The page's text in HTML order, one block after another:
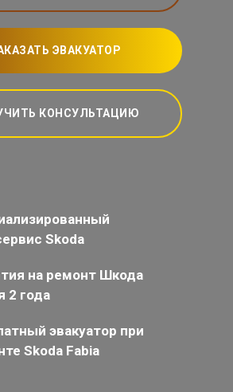
ЭВАКУАТОР
КОНСУЛЬТАЦИЮ
Skoda
на ремонт Шкода
2 года
эвакуатор при
Skoda Fabia